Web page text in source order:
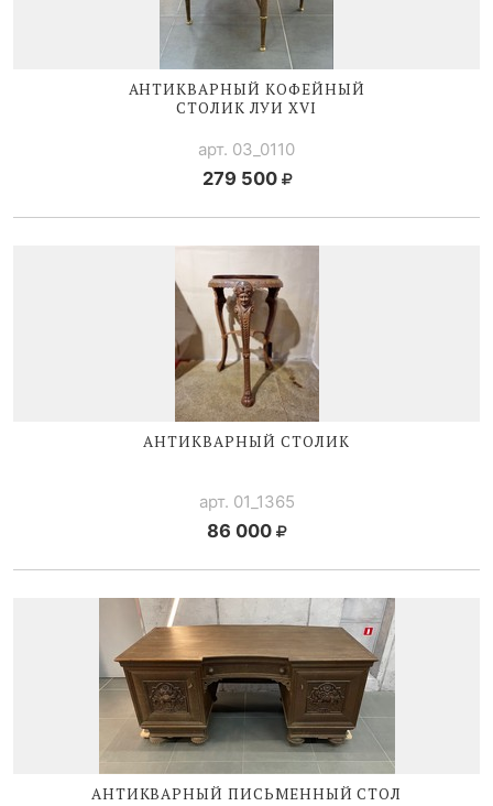
АНТИКВАРНЫЙ КОФЕЙНЫЙ
СТОЛИК ЛУИ XVI
арт. 03_0110
279 500
АНТИКВАРНЫЙ СТОЛИК
арт. 01_1365
86 000
АНТИКВАРНЫЙ ПИСЬМЕННЫЙ СТОЛ